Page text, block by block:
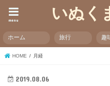
いぬく
menu
ホーム 旅行 趣
HOME 月経
2019.08.06